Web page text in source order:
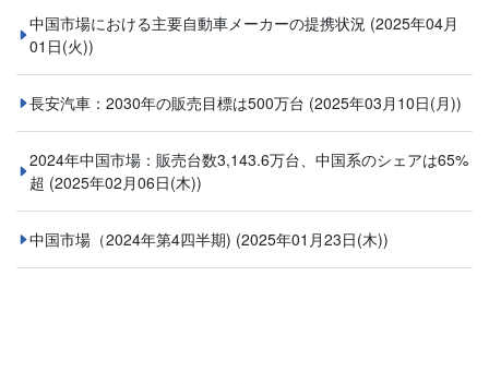
中国市場における主要自動車メーカーの提携状況 (2025年04月
01日(火))
長安汽車：2030年の販売目標は500万台 (2025年03月10日(月))
2024年中国市場：販売台数3,143.6万台、中国系のシェアは65%
超 (2025年02月06日(木))
中国市場（2024年第4四半期) (2025年01月23日(木))